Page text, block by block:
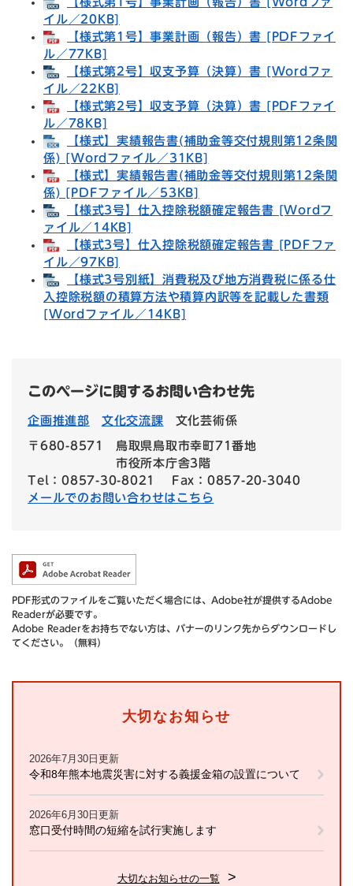
イル／20KB]
【様式第1号】事業計画（報告）書 [PDFファイ
ル／77KB]
【様式第2号】収支予算（決算）書 [Wordファ
イル／22KB]
【様式第2号】収支予算（決算）書 [PDFファイ
ル／78KB]
【様式】実績報告書(補助金等交付規則第12条関
係) [Wordファイル／31KB]
【様式】実績報告書(補助金等交付規則第12条関
係) [PDFファイル／53KB]
【様式3号】仕入控除税額確定報告書 [Wordフ
ァイル／14KB]
【様式3号】仕入控除税額確定報告書 [PDFファ
イル／97KB]
【様式3号別紙】消費税及び地方消費税に係る仕
入控除税額の積算方法や積算内訳等を記載した書類
[Wordファイル／14KB]
このページに関するお問い合わせ先
企画推進部 文化交流課 文化芸術係
〒680-8571
鳥取県鳥取市幸町71番地
市役所本庁舎3階
Tel：0857-30-8021
Fax：0857-20-3040
メールでのお問い合わせはこちら
PDF形式のファイルをご覧いただく場合には、Adobe社が提供するAdobe
Readerが必要です。
Adobe Readerをお持ちでない方は、バナーのリンク先からダウンロードし
てください。（無料）
大切なお知らせ
2026年7月30日更新
令和8年熊本地震災害に対する義援金箱の設置について
2026年6月30日更新
窓口受付時間の短縮を試行実施します
大切なお知らせの一覧